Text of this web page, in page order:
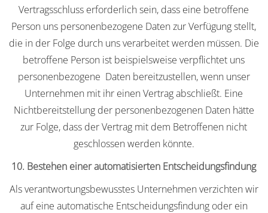
Vertragsschluss erforderlich sein, dass eine betroffene
Person uns personenbezogene Daten zur Verfügung stellt,
die in der Folge durch uns verarbeitet werden müssen. Die
betroffene Person ist beispielsweise verpflichtet uns
personenbezogene Daten bereitzustellen, wenn unser
Unternehmen mit ihr einen Vertrag abschließt. Eine
Nichtbereitstellung der personenbezogenen Daten hätte
zur Folge, dass der Vertrag mit dem Betroffenen nicht
geschlossen werden könnte.
10. Bestehen einer automatisierten Entscheidungsfindung
Als verantwortungsbewusstes Unternehmen verzichten wir
auf eine automatische Entscheidungsfindung oder ein